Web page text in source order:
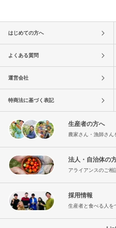
はじめての方へ
よくある質問
運営会社
特商法に基づく表記
生産者の方へ
農家さん・漁師さん
法人・自治体の
アライアンスのご相
採用情報
生産者と食べる人を